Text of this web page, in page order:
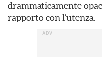
drammaticamente
rapporto con l’utenza.